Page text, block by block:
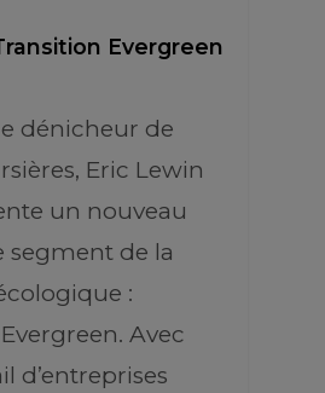
Evergreen
dénicheur de
Eric Lewin
un nouveau
segment de la
:
Avec
d’entreprises